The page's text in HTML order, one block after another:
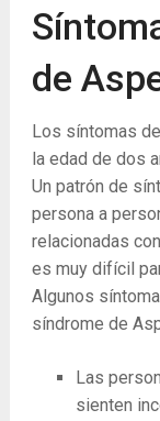
de
Los síntomas
la edad de dos
Un patrón de
persona a
relacionadas
es muy difícil
Algunos
síndrome de
Las
sienten